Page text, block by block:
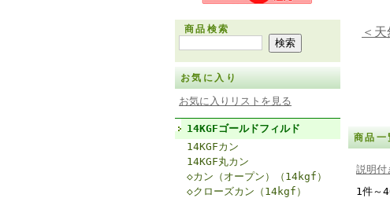
商品検索
お気に入り
お気に入りリストを見る
14KGFゴールドフィルド
14KGFカン
14KGF丸カン
◇カン（オープン）（14kgf）
◇クローズカン（14kgf）
＜
商品一
説明付
1件～